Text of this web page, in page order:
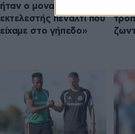
ήταν ο μοναδικός
εκτελεστής πέναλτι που
είχαμε στο γήπεδο»